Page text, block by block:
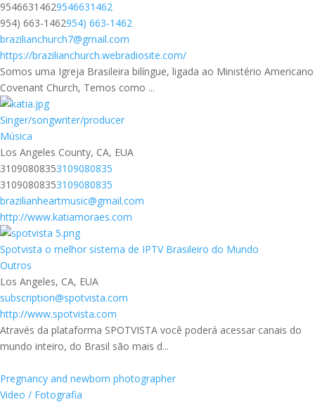
95466314629546631462
954) 663-1462954) 663-1462
brazilianchurch7@gmail.com
https://brazilianchurch.webradiosite.com/
Somos uma Igreja Brasileira bilíngue, ligada ao Ministério Americano
Covenant Church, Temos como ...
Singer/songwriter/producer
Música
Los Angeles County, CA, EUA
31090808353109080835
31090808353109080835
brazilianheartmusic@gmail.com
http://www.katiamoraes.com
Spotvista o melhor sistema de IPTV Brasileiro do Mundo
Outros
Los Angeles, CA, EUA
subscription@spotvista.com
http://www.spotvista.com
Através da plataforma SPOTVISTA você poderá acessar canais do
mundo inteiro, do Brasil são mais d...
Pregnancy and newborn photographer
Video / Fotografia